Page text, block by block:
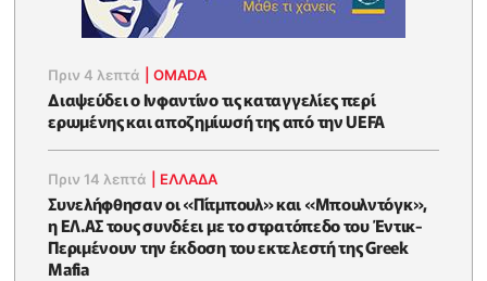
Πριν 4 λεπτά |OMADA
Διαψεύδει ο Ινφαντίνο τις καταγγελίες περί
ερωμένης και αποζημίωσή της από την UEFA
Πριν 14 λεπτά ΕΛΛΑΔΑ
Συνελήφθησαν οι «Πίτμπουλ» και «Μπουλντόγκ»,
η ΕΛ.ΑΣ τους συνδέει με το στρατόπεδο του Έντικ-
Περιμένουν την έκδοση του εκτελεστή της Greek
Mafia